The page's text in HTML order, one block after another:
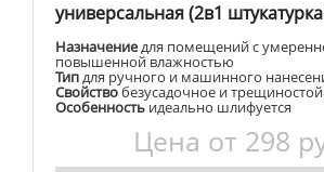
универсальная (2в1
Назначениедля помещений с
повышенной влажностью
Типдля ручного и машинного
Свойствобезусадочное и
Особенность идеально шлифуется
Цена от 298